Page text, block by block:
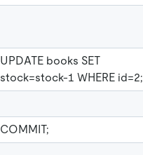
UPDATE books SET
stock=stock-1 WHERE id=2;
COMMIT;